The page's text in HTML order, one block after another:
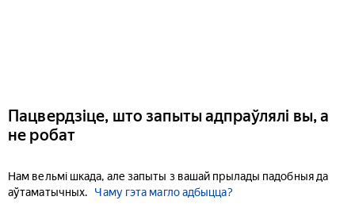
Пацвердзіце, што запыты адпраўлялі вы, а
не робат
Нам вельмі шкада, але запыты з вашай прылады падобныя да
аўтаматычных.
Чаму гэта магло адбыцца?